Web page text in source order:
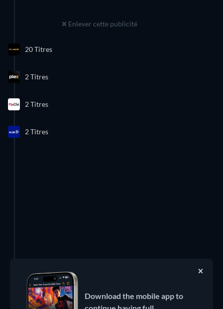
Enlever cette publicité
20 Titres
2 Titres
2 Titres
2 Titres
Enlever cette publicité
Download the mobile app to